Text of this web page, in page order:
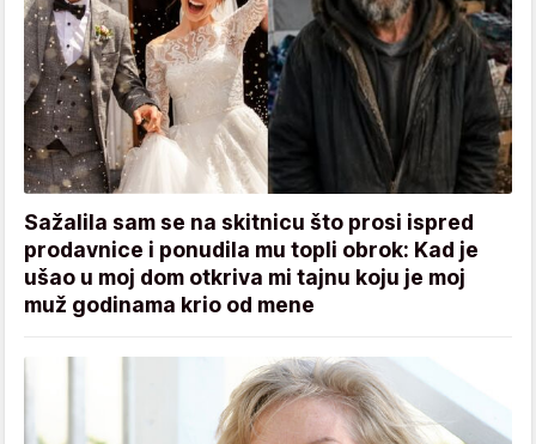
Sažalila sam se na skitnicu što prosi ispred
prodavnice i ponudila mu topli obrok: Kad je
ušao u moj dom otkriva mi tajnu koju je moj
muž godinama krio od mene